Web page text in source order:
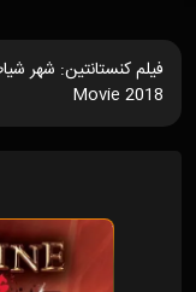
Movie 2018